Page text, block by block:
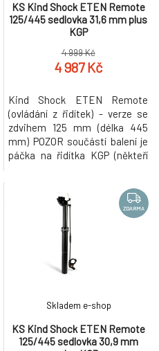
KS Kind Shock ETEN Remote
125/445 sedlovka 31,6 mm plus
KGP
4 999 Kč
4 987 Kč
Kind Shock ETEN Remote
(ovládání z řidítek) - verze se
zdvihem 125 mm (délka 445
mm) POZOR součástí balení je
páčka na řidítka KGP (někteří
výborným poměrem
výkon/váha. Teleskopická
sedlovka vhodná pro
okamžitou změnu výšky sedla
bez nutnosti sestoupit z kola a
to i za jízdy.
ZDARMA
KS Kind Shock ETEN Remote
125/445 sedlovka 30,9 mm
Skladem e-shop